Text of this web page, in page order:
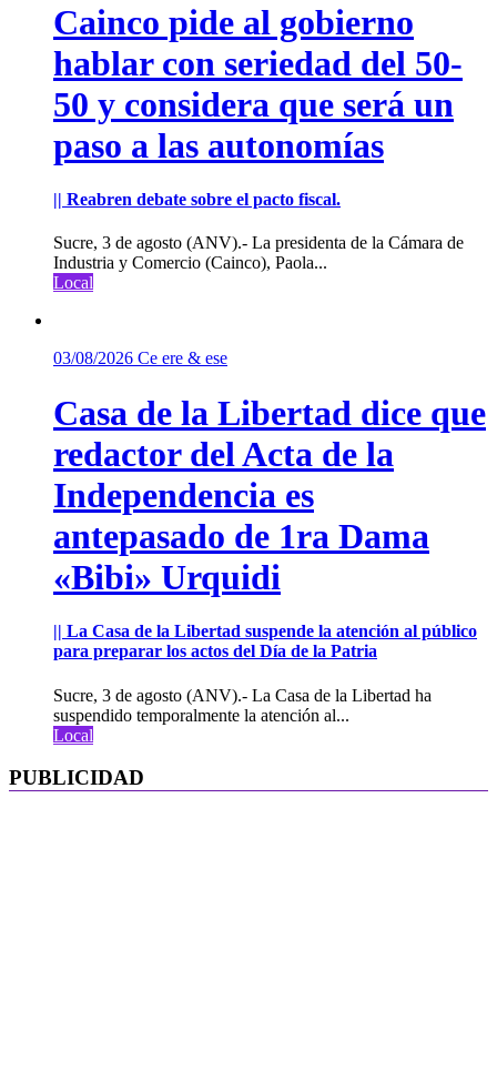
Cainco pide al gobierno
hablar con seriedad del 50-
50 y considera que será un
paso a las autonomías
|| Reabren debate sobre el pacto fiscal.
Sucre, 3 de agosto (ANV).- La presidenta de la Cámara de
Industria y Comercio (Cainco), Paola...
Local
03/08/2026 Ce ere & ese
Casa de la Libertad dice que
redactor del Acta de la
Independencia es
antepasado de 1ra Dama
«Bibi» Urquidi
|| La Casa de la Libertad suspende la atención al público
para preparar los actos del Día de la Patria
Sucre, 3 de agosto (ANV).- La Casa de la Libertad ha
suspendido temporalmente la atención al...
Local
PUBLICIDAD